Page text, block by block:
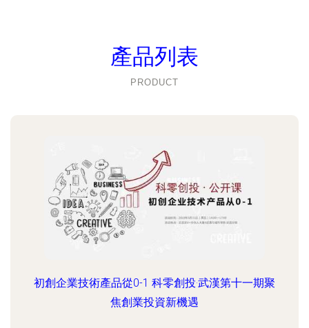
產品列表
PRODUCT
初創企業技術產品從0-1 科零創投·武漢第十一期聚
焦創業投資新機遇